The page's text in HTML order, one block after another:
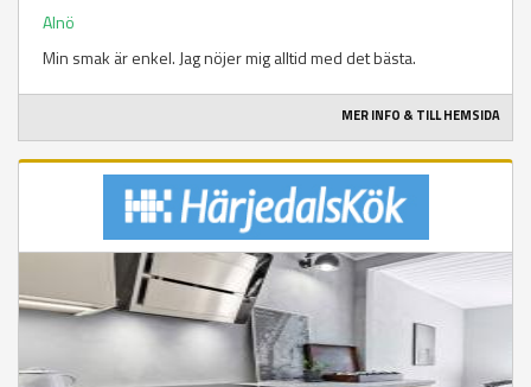
Alnö
Min smak är enkel. Jag nöjer mig alltid med det bästa.
MER INFO & TILL HEMSIDA